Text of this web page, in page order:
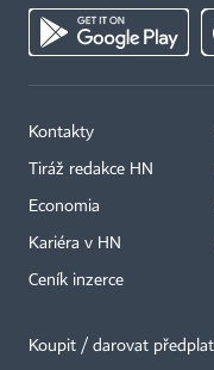
Kontakty
Tiráž redakce HN
Economia
Kariéra v HN
Ceník inzerce
Koupit / darovat